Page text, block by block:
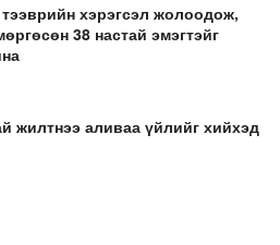
тээврийн хэрэгсэл жолоодож,
38 настай эмэгтэйг
жилтнээ аливаа үйлийг хийхэд